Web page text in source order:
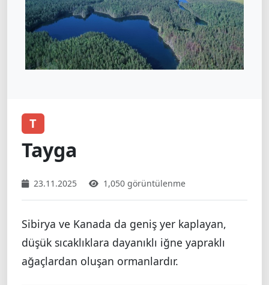
T
Tayga
23.11.2025 1,050 görüntülenme
Sibirya ve Kanada da geniş yer kaplayan,
düşük sıcaklıklara dayanıklı iğne yapraklı
ağaçlardan oluşan ormanlardır.